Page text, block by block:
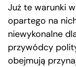
Już te warunki
opartego na
niewykonalne
przywódcy
obejmują